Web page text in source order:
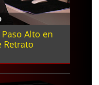
Alto en
Retrato